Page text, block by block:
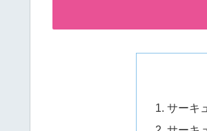
サーキ